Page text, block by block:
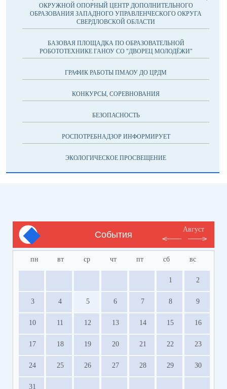
ОКРУЖНОЙ ОПОРНЫЙ ЦЕНТР ДОПОЛНИТЕЛЬНОГО
ОБРАЗОВАНИЯ ЗАПАДНОГО УПРАВЛЕНЧЕСКОГО ОКРУГА
СВЕРДЛОВСКОЙ ОБЛАСТИ
БАЗОВАЯ ПЛОЩАДКА ПО ОБРАЗОВАТЕЛЬНОЙ
РОБОТОТЕХНИКЕ ГАНОУ СО "ДВОРЕЦ МОЛОДЁЖИ"
ГРАФИК РАБОТЫ ПМАОУ ДО ЦРДМ
КОНКУРСЫ, СОРЕВНОВАНИЯ
БЕЗОПАСНОСТЬ
РОСПОТРЕБНАДЗОР ИНФОРМИРУЕТ
ЭКОЛОГИЧЕСКОЕ ПРОСВЕЩЕНИЕ
События
Август
пн вт ср чт пт сб вс
1 2
3 4 5 6 7 8 9
10 11 12 13 14 15 16
17 18 19 20 21 22 23
24 25 26 27 28 29 30
31